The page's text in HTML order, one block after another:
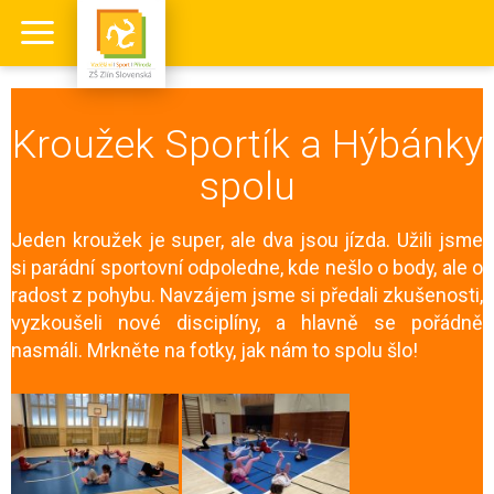
Kroužek Sportík a Hýbánky
spolu
Jeden kroužek je super, ale dva jsou jízda. Užili jsme
si parádní sportovní odpoledne, kde nešlo o body, ale o
radost z pohybu. Navzájem jsme si předali zkušenosti,
vyzkoušeli nové disciplíny, a hlavně se pořádně
nasmáli. Mrkněte na fotky, jak nám to spolu šlo!